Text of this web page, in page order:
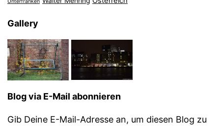
Unterfranken
Gallery
Blog via E-Mail abonnieren
Gib Deine E-Mail-Adresse an, um diesen Blog zu